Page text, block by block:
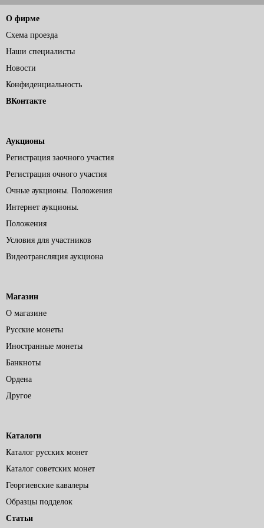
О фирме
Схема проезда
Наши специалисты
Новости
Конфиденциальность
ВКонтакте
Аукционы
Регистрация заочного участия
Регистрация очного участия
Очные аукционы. Положения
Интернет аукционы.
Положения
Условия для участников
Видеотрансляция аукциона
Магазин
О магазине
Русские монеты
Иностранные монеты
Банкноты
Ордена
Другое
Каталоги
Каталог русских монет
Каталог советских монет
Георгиевские кавалеры
Образцы подделок
Статьи